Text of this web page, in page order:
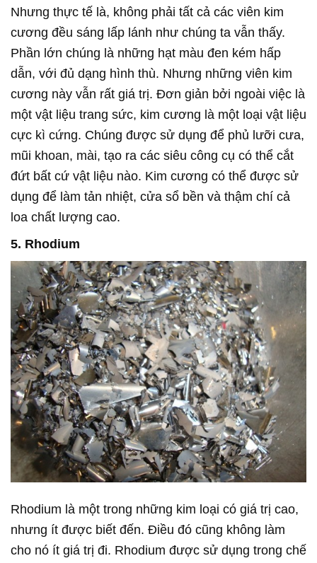
Nhưng thực tế là, không phải tất cả các viên kim
cương đều sáng lấp lánh như chúng ta vẫn thấy.
Phần lớn chúng là những hạt màu đen kém hấp
dẫn, với đủ dạng hình thù. Nhưng những viên kim
cương này vẫn rất giá trị. Đơn giản bởi ngoài việc là
một vật liệu trang sức, kim cương là một loại vật liệu
cực kì cứng. Chúng được sử dụng để phủ lưỡi cưa,
mũi khoan, mài, tạo ra các siêu công cụ có thể cắt
đứt bất cứ vật liệu nào. Kim cương có thể được sử
dụng để làm tản nhiệt, cửa sổ bền và thậm chí cả
loa chất lượng cao.
5. Rhodium
Rhodium là một trong những kim loại có giá trị cao,
nhưng ít được biết đến. Điều đó cũng không làm
cho nó ít giá trị đi. Rhodium được sử dụng trong chế